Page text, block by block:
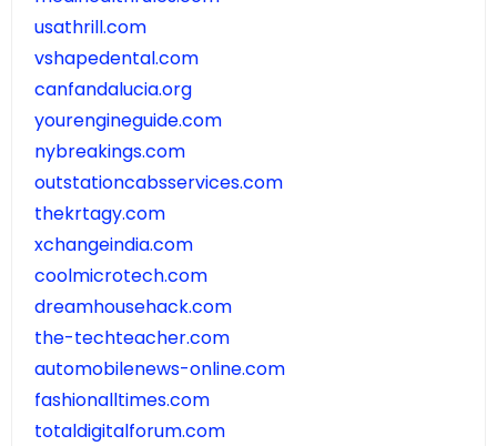
usathrill.com
vshapedental.com
canfandalucia.org
yourengineguide.com
nybreakings.com
outstationcabsservices.com
thekrtagy.com
xchangeindia.com
coolmicrotech.com
dreamhousehack.com
the-techteacher.com
automobilenews-online.com
fashionalltimes.com
totaldigitalforum.com